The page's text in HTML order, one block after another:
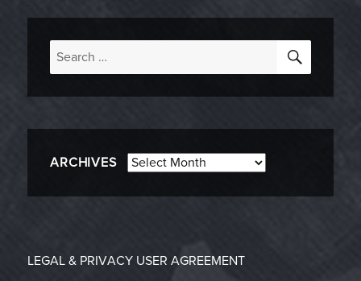
Search
for:
ARCHIVES Archives
LEGAL & PRIVACY USER AGREEMENT